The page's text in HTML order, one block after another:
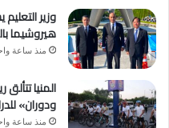
هيروشيما
منذ ساعة
المنيا
ودوران»
منذ ساعة